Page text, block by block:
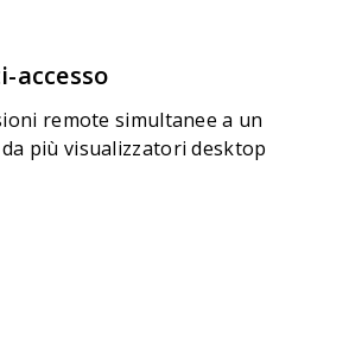
accesso
remote simultanee a un
più visualizzatori desktop